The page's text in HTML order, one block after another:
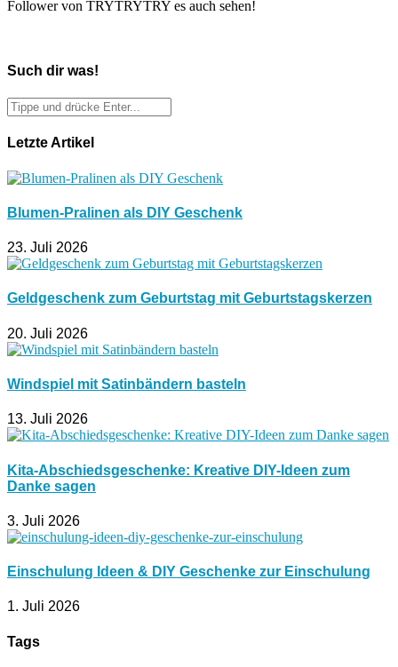
Follower von TRYTRYTRY es auch sehen!
Such dir was!
Letzte Artikel
Blumen-Pralinen als DIY Geschenk
23. Juli 2026
Geldgeschenk zum Geburtstag mit Geburtstagskerzen
20. Juli 2026
Windspiel mit Satinbändern basteln
13. Juli 2026
Kita-Abschiedsgeschenke: Kreative DIY-Ideen zum
Danke sagen
3. Juli 2026
Einschulung Ideen & DIY Geschenke zur Einschulung
1. Juli 2026
Tags